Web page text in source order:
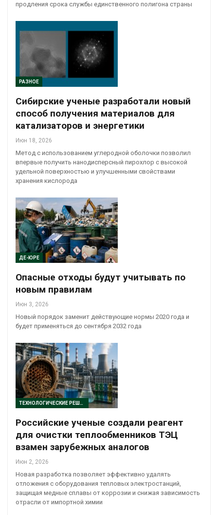
продления срока службы единственного полигона страны
РАЗНОЕ
Сибирские ученые разработали новый
способ получения материалов для
катализаторов и энергетики
Июн 18, 2026
Метод с использованием углеродной оболочки позволил
впервые получить нанодисперсный пирохлор с высокой
удельной поверхностью и улучшенными свойствами
хранения кислорода
ДЕ-ЮРЕ
Опасные отходы будут учитывать по
новым правилам
Июн 3, 2026
Новый порядок заменит действующие нормы 2020 года и
будет применяться до сентября 2032 года
ТЕХНОЛОГИЧЕСКИЕ РЕШЕНИЯ
Российские ученые создали реагент
для очистки теплообменников ТЭЦ
взамен зарубежных аналогов
Июн 2, 2026
Новая разработка позволяет эффективно удалять
отложения с оборудования тепловых электростанций,
защищая медные сплавы от коррозии и снижая зависимость
отрасли от импортной химии